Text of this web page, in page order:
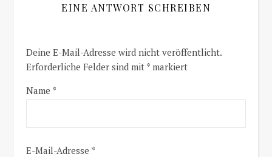
EINE ANTWORT SCHREIBEN
Deine E-Mail-Adresse wird nicht veröffentlicht.
Erforderliche Felder sind mit * markiert
Name *
E-Mail-Adresse *